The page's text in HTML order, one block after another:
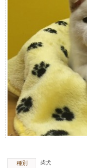
種別 柴犬